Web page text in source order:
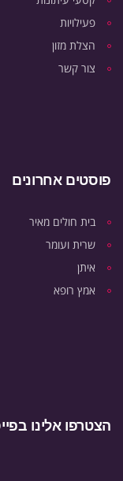
פעילויות
הצלת מזון
צור קשר
פוסטים אחרונים
בית חולים מאיר
שרית ועומר
איתן
אמץ רופא
הצטרפו אלינו